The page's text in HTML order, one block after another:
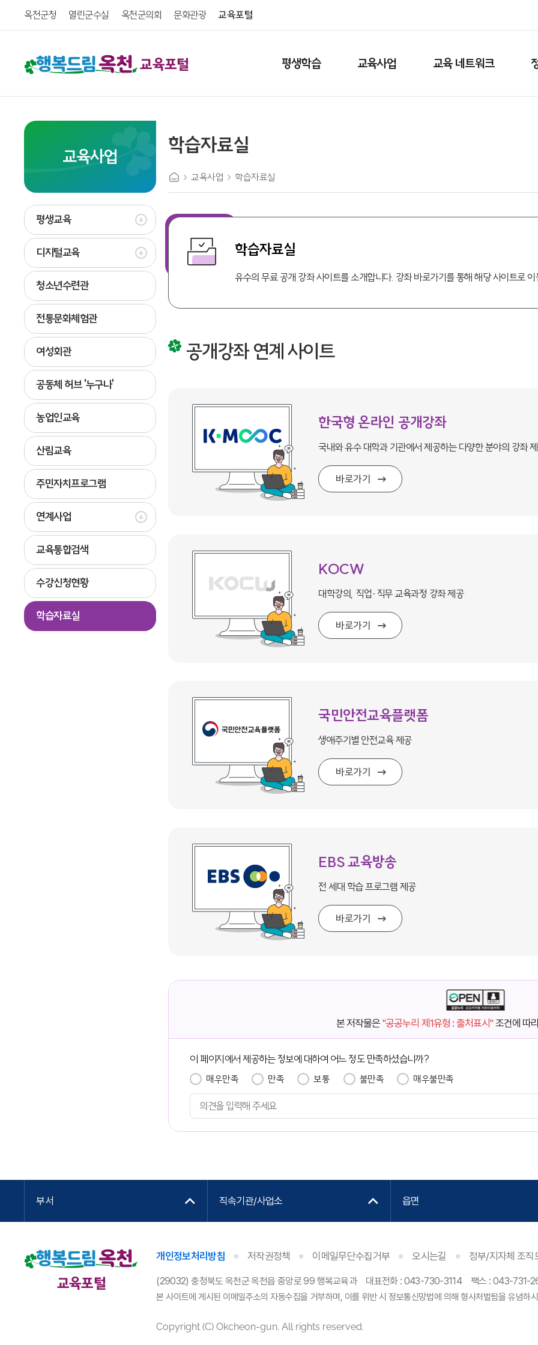
옥천군청 열린군수실 옥천군의회 문화관광 교육포털
교육포털 평생학습 교육사업 교육 네트워크
교육사업
평생교육
디지털교육
청소년수련관
전통문화체험관
여성회관
공동체 허브 '누구나'
농업인교육
산림교육
주민자치프로그램
연계사업
교육통합검색
수강신청현황
학습자료실
학습자료실
교육사업 학습자료실
학습자료실
유수의 무료 공개 강좌 사이트를 소개합니다. 강좌 바로가기를 통해 해당 사이트로
공개강좌 연계 사이트
한국형 온라인 공개강좌
국내와 유수 대학과 기관에서 제공하는 다양한 분야의 강좌
바로가기
KOCW
대학강의, 직업·직무 교육과정 강좌 제공
바로가기
국민안전교육플랫폼
생애주기별 안전교육 제공
바로가기
EBS 교육방송
전 세대 학습 프로그램 제공
바로가기
본 저작물은 "공공누리 제1유형 : 출처표시" 조건에 따
이 페이지에서 제공하는 정보에 대하여 어느 정도 만족하셨습니까?
매우만족 만족 보통 불만족 매우불만족
부서 직속기관/사업소 읍면
교육포털
개인정보처리방침 저작권정책 이메일무단수집거부 오시는길 정부/지자체 조직
(29032) 충청북도 옥천군 옥천읍 중앙로 99 행복교육과 대표전화 : 043-730-3114 팩스 : 043-731-
본 사이트에 게시된 이메일주소의 자동수집을 거부하며, 이를 위반 시 정보통신망법에 의해 형사처벌됨을 유념하
Copyright (C) Okcheon-gun. All rights reserved.